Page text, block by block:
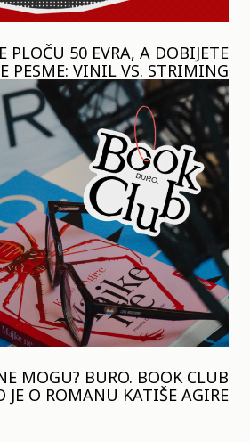
PLOČU 50 EVRA, A DOBIJETE
PESME: VINIL VS. STRIMING
MOGU? BURO. BOOK CLUB
JE O ROMANU KATIŠE AGIRE